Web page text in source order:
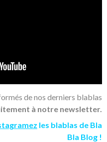
de nos derniers blablas
à notre newsletter.
les blablas de Bla
Bla Blog !